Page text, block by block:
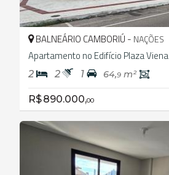
BALNEÁRIO CAMBORIÚ - NAÇÕES
Apartamento no Edifício Plaza Viena
2 2 1 64,9 m²
R$ 890.000,00